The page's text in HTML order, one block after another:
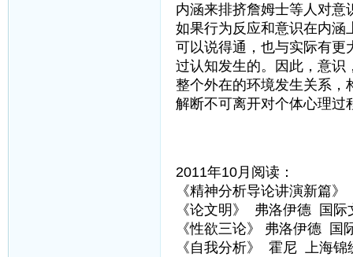
内涵来排挤詹姆士等人对意
如果行为反应和意识在内涵
可以说得通，也与实际有更
过认知发生的。因此，意识
整个外在的环境发生关系，
解断不可离开对个体心理过
2011年10月阅读：
《精神分析导论讲演新篇
《论文明》 弗洛伊德 国际
《性欲三论》 弗洛伊德 国
《自我分析》 霍尼 上海锦